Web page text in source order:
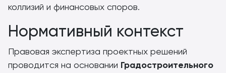
коллизий и финансовых споров.
Нормативный контекст
Правовая экспертиза проектных решений
проводится на основании Градостроительного